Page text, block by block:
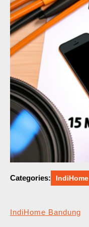
Categories: IndiHome
IndiHome Bandung